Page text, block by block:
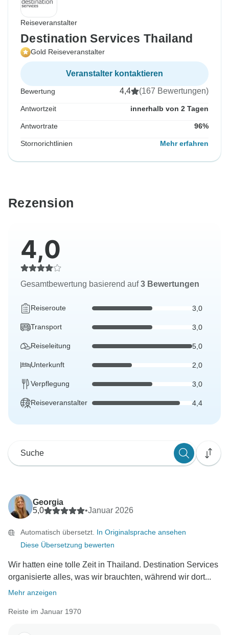
Reiseveranstalter
Destination Services Thailand
Gold Reiseveranstalter
Veranstalter kontaktieren
Bewertung 4,4 (167 Bewertungen)
Antwortzeit innerhalb von 2 Tagen
Antwortrate 96%
Stornorichtlinien Mehr erfahren
Rezension
4,0
Gesamtbewertung basierend auf3 Bewertungen
Reiseroute 3,0
Transport 3,0
Reiseleitung 5,0
Unterkunft 2,0
Verpflegung 3,0
Reiseveranstalter 4,4
Georgia
5,0
•Januar 2026
Automatisch übersetzt. In Originalsprache ansehen
Diese Übersetzung bewerten
Wir hatten eine tolle Zeit in Thailand. Destination Services
organisierte alles, was wir brauchten, während wir dort...
Mehr anzeigen
Reiste im Januar 1970